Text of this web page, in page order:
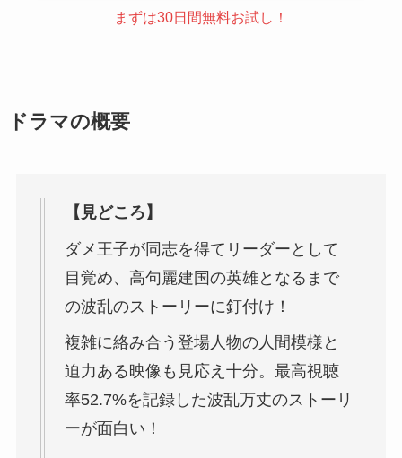
まずは30日間無料お試し！
ドラマの概要
【見どころ】
ダメ王子が同志を得てリーダーとして
目覚め、高句麗建国の英雄となるまで
の波乱のストーリーに釘付け！
複雑に絡み合う登場人物の人間模様と
迫力ある映像も見応え十分。最高視聴
率52.7%を記録した波乱万丈のストーリ
ーが面白い！